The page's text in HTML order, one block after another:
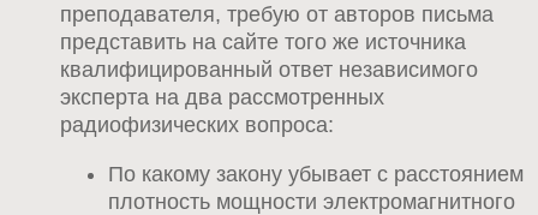
преподавателя, требую от авторов письма
представить на сайте того же источника
квалифицированный ответ независимого
эксперта на два рассмотренных
радиофизических вопроса:
По какому закону убывает с расстоянием
плотность мощности электромагнитного